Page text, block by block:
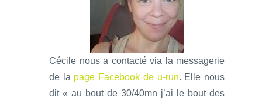
Cécile nous a contacté via la messagerie
de la page Facebook de u-run. Elle nous
dit « au bout de 30/40mn j’ai le bout des